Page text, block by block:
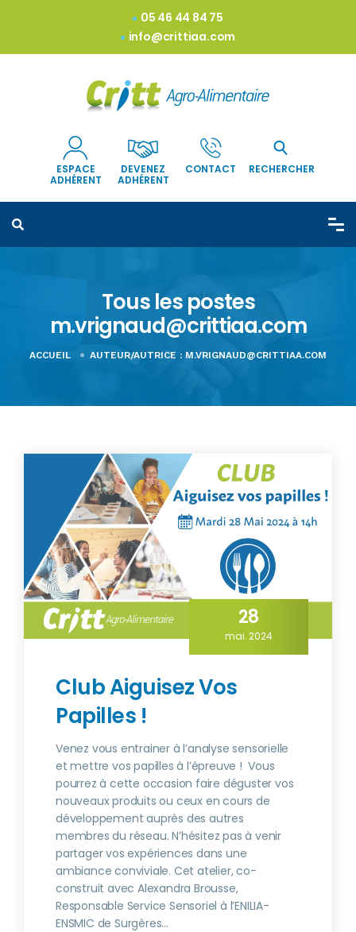
05 46 44 84 75
info@crittiaa.com
ESPACE
ADHÉRENT
DEVENEZ
ADHÉRENT
CONTACT RECHERCHER
Tous les postes
m.vrignaud@crittiaa.com
ACCUEIL AUTEUR/AUTRICE : M.VRIGNAUD@CRITTIAA.COM
28
mai. 2024
Club Aiguisez Vos
Papilles !
Venez vous entrainer à l’analyse sensorielle
et mettre vos papilles à l’épreuve ! Vous
pourrez à cette occasion faire déguster vos
nouveaux produits ou ceux en cours de
développement auprès des autres
membres du réseau. N’hésitez pas à venir
partager vos expériences dans une
ambiance conviviale. Cet atelier, co-
construit avec Alexandra Brousse,
Responsable Service Sensoriel à l’ENILIA-
ENSMIC de Surgères...